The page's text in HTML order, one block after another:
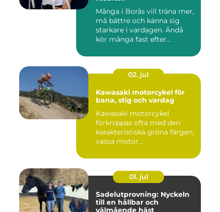
Många i Borås vill träna mer,
må bättre och känna sig
starkare i vardagen. Ändå
kör många fast efter...
02. jul
Kawasaki motorcykel för
bana, stig och vardag
Kawasaki motorcykel
förknippas ofta med den
karakteristiska gröna färgen,
vassa motor...
01. jul
Sadelutprovning: Nyckeln
till en hållbar och
välmående häst